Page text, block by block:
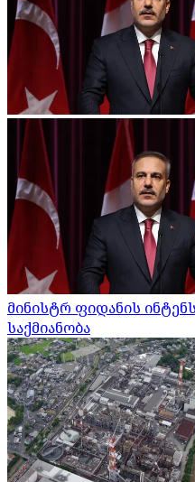
მინისტრ ფიდანის
საქმიანობა